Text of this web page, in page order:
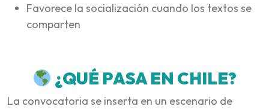
Favorece la socialización cuando los textos se
comparten
¿QUÉ PASA EN CHILE?
La convocatoria se inserta en un escenario de